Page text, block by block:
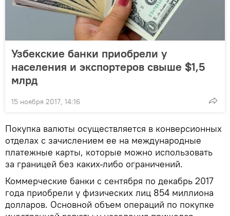
Узбекские банки приобрели у
населения и экспортеров свыше $1,5
млрд
15 ноября 2017, 14:16
Покупка валюты осуществляется в конверсионных
отделах с зачислением ее на международные
платежные карты, которые можно использовать
за границей без каких-либо ограничений.
Коммерческие банки с сентября по декабрь 2017
года приобрели у физических лиц 854 миллиона
долларов. Основной объем операций по покупке